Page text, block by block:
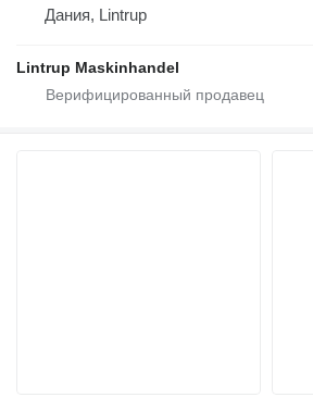
Дания, Lintrup
Lintrup Maskinhandel